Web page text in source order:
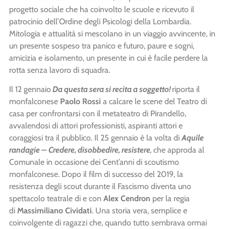
progetto sociale che ha coinvolto le scuole e ricevuto il
patrocinio dell’Ordine degli Psicologi della Lombardia.
Mitologia e attualità si mescolano in un viaggio avvincente, in
un presente sospeso tra panico e futuro, paure e sogni,
amicizia e isolamento, un presente in cui è facile perdere la
rotta senza lavoro di squadra.
Il 12 gennaioDa questa sera si recita a soggetto!riporta il
monfalconese Paolo Rossi a calcare le scene del Teatro di
casa per confrontarsi con il metateatro di Pirandello,
avvalendosi di attori professionisti, aspiranti attori e
coraggiosi tra il pubblico. Il 25 gennaio è la volta diAquile
randagie – Credere, disobbedire, resistere, che approda al
Comunale in occasione dei Cent’anni di scoutismo
monfalconese. Dopo il film di successo del 2019, la
resistenza degli scout durante il Fascismo diventa uno
spettacolo teatrale di e con Alex Cendron per la regia
di Massimiliano Cividati. Una storia vera, semplice e
coinvolgente di ragazzi che, quando tutto sembrava ormai